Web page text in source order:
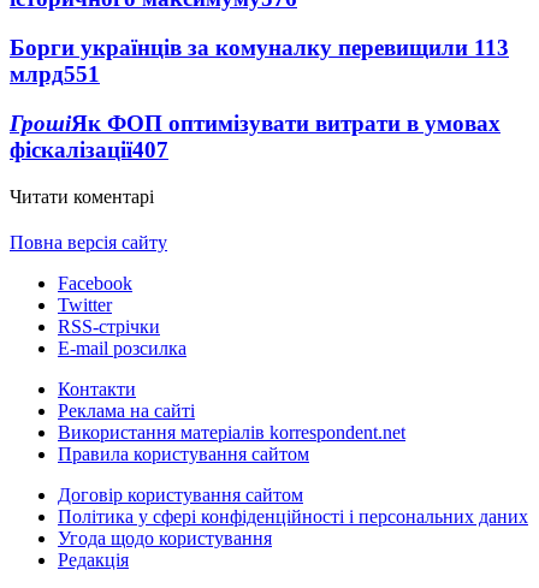
Борги українців за комуналку перевищили 113
млрд551
ГрошіЯк ФОП оптимізувати витрати в умовах
фіскалізації407
Читати коментарі
Повна версія сайту
Facebook
Twitter
RSS-стрічки
E-mail розсилка
Контакти
Реклама на сайті
Використання матеріалів korrespondent.net
Правила користування сайтом
Договір користування сайтом
Політика у сфері конфіденційності і персональних даних
Угода щодо користування
Редакція